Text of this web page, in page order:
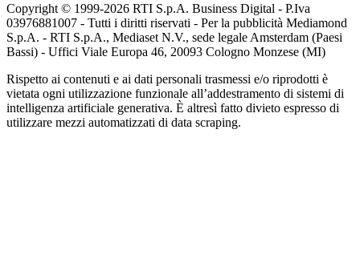
Copyright © 1999-2026 RTI S.p.A. Business Digital - P.Iva
03976881007 - Tutti i diritti riservati - Per la pubblicità Mediamond
S.p.A. - RTI S.p.A., Mediaset N.V., sede legale Amsterdam (Paesi
Bassi) - Uffici Viale Europa 46, 20093 Cologno Monzese (MI)
Rispetto ai contenuti e ai dati personali trasmessi e/o riprodotti è
vietata ogni utilizzazione funzionale all’addestramento di sistemi di
intelligenza artificiale generativa. È altresì fatto divieto espresso di
utilizzare mezzi automatizzati di data scraping.